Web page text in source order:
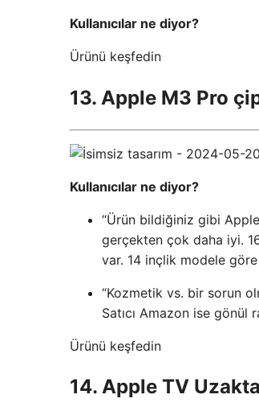
Kullanıcılar ne diyor?
Ürünü keşfedin
13. Apple M3 Pro
Kullanıcılar ne diyor?
“Ürün bildiğiniz gibi
gerçekten çok daha iyi.
var. 14 inçlik modele
“Kozmetik vs. bir sorun
Satıcı Amazon ise gönül
Ürünü keşfedin
14. Apple TV